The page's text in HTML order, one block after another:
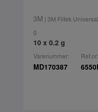
3M | 3M Filtek
g
10 x 0.2 g
Varenummer:
MD170387
Ref.nr: